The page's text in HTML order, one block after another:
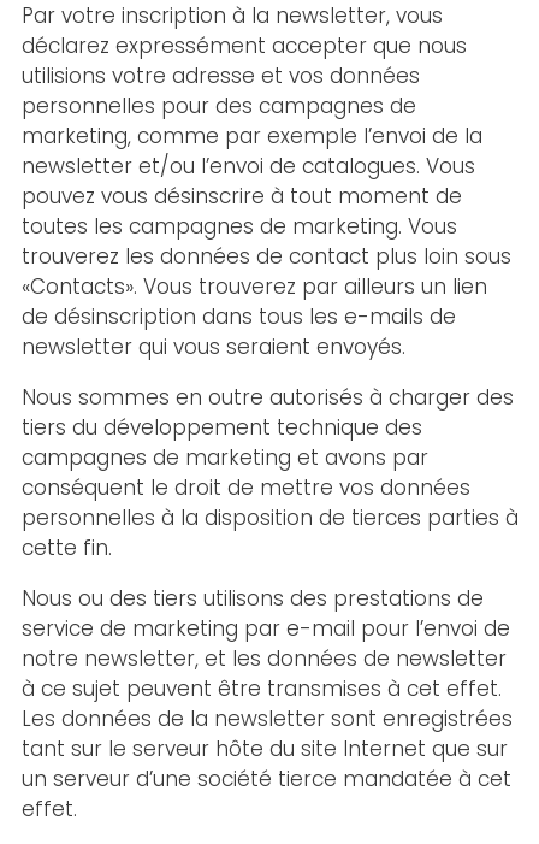
Par votre inscription à la newsletter, vous
déclarez expressément accepter que nous
utilisions votre adresse et vos données
personnelles pour des campagnes de
marketing, comme par exemple l’envoi de la
newsletter et/ou l’envoi de catalogues. Vous
pouvez vous désinscrire à tout moment de
toutes les campagnes de marketing. Vous
trouverez les données de contact plus loin sous
«Contacts». Vous trouverez par ailleurs un lien
de désinscription dans tous les e-mails de
newsletter qui vous seraient envoyés.
Nous sommes en outre autorisés à charger des
tiers du développement technique des
campagnes de marketing et avons par
conséquent le droit de mettre vos données
personnelles à la disposition de tierces parties à
cette fin.
Nous ou des tiers utilisons des prestations de
service de marketing par e-mail pour l’envoi de
notre newsletter, et les données de newsletter
à ce sujet peuvent être transmises à cet effet.
Les données de la newsletter sont enregistrées
tant sur le serveur hôte du site Internet que sur
un serveur d’une société tierce mandatée à cet
effet.